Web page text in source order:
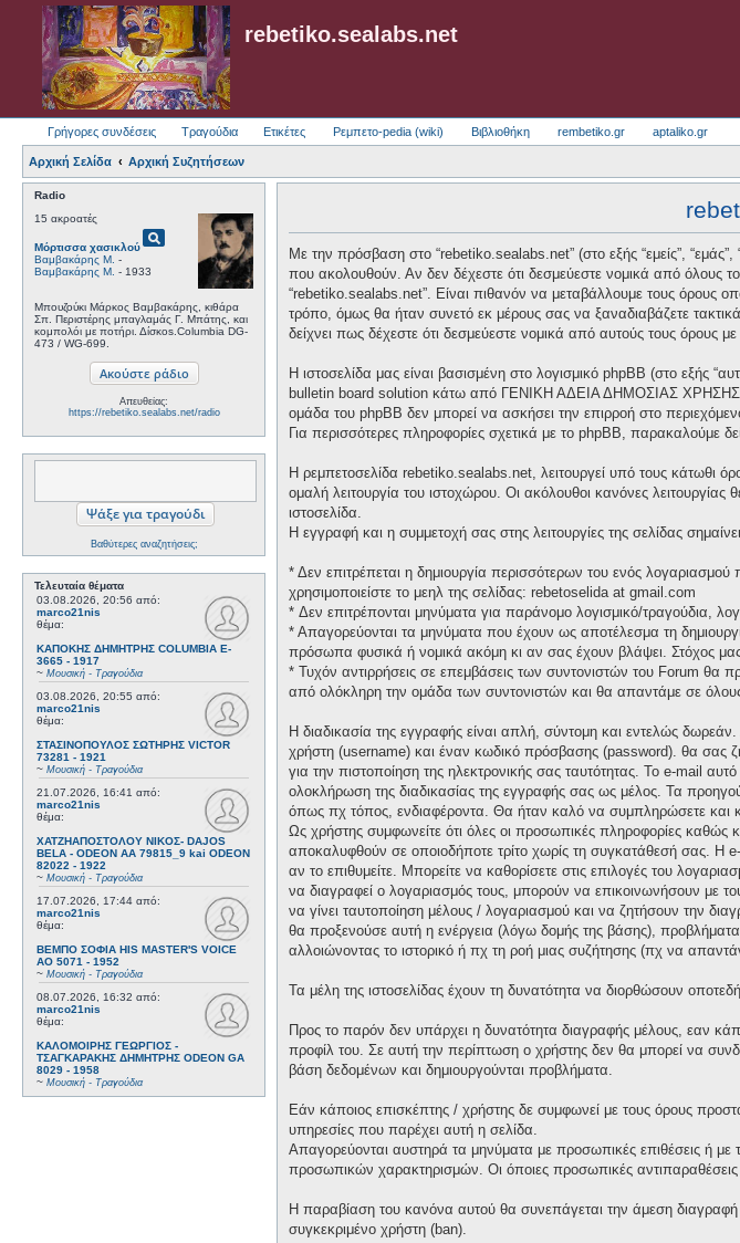
rebetiko.sealabs.net
Γρήγορες συνδέσεις Τραγούδια Ετικέτες Ρεμπετο-pedia (wiki) Βιβλιοθήκη rembetiko.gr aptaliko.gr
Αρχική Σελίδα Αρχική Συζητήσεων
Radio
15 ακροατές
Μόρτισσα χασικλούpageview
Βαμβακάρης Μ. -
Βαμβακάρης Μ. - 1933
Μπουζούκι Μάρκος Βαμβακάρης, κιθάρα
Σπ. Περιστέρης μπαγλαμάς Γ. Μπάτης, και
κομπολόι με ποτήρι. Δίσκοs.Columbia DG-
473 / WG-699.
Απευθείας:
https://rebetiko.sealabs.net/radio
Βαθύτερες αναζητήσεις;
Τελευταία θέματα
03.08.2026, 20:56 από:
marco21nis
θέμα:
ΚΑΠΟΚΗΣ ΔΗΜΗΤΡΗΣ COLUMBIA E-
3665 - 1917
~ Μουσική - Τραγούδια
03.08.2026, 20:55 από:
marco21nis
θέμα:
ΣΤΑΣΙΝΟΠΟΥΛΟΣ ΣΩΤΗΡΗΣ VICTOR
73281 - 1921
~ Μουσική - Τραγούδια
21.07.2026, 16:41 από:
marco21nis
θέμα:
ΧΑΤΖΗΑΠΟΣΤΟΛΟΥ ΝΙΚΟΣ- DAJOS
BELA - ODEON AA 79815_9 kai ODEON
82022 - 1922
~ Μουσική - Τραγούδια
17.07.2026, 17:44 από:
marco21nis
θέμα:
ΒΕΜΠΟ ΣΟΦΙΑ HIS MASTER'S VOICE
AO 5071 - 1952
~ Μουσική - Τραγούδια
08.07.2026, 16:32 από:
marco21nis
θέμα:
ΚΑΛΟΜΟΙΡΗΣ ΓΕΩΡΓΙΟΣ -
ΤΣΑΓΚΑΡΑΚΗΣ ΔΗΜΗΤΡΗΣ ODEON GA
8029 - 1958
~ Μουσική - Τραγούδια
Με την πρόσβαση στο “rebetiko.sealabs.net” (στο εξής “εμείς”,
που ακολουθούν. Αν δεν δέχεστε ότι δεσμεύεστε νομικά από όλους
“rebetiko.sealabs.net”. Είναι πιθανόν να μεταβάλλουμε τους όρους
τρόπο, όμως θα ήταν συνετό εκ μέρους σας να ξαναδιαβάζετε
δείχνει πως δέχεστε ότι δεσμεύεστε νομικά από αυτούς τους
Η ιστοσελίδα μας είναι βασισμένη στο λογισμικό phpBB (στο εξής
bulletin board solution κάτω από ΓΕΝΙΚΗ ΑΔΕΙΑ ΔΗΜΟΣΙΑΣ ΧΡΗΣΗΣ
ομάδα του phpBB δεν μπορεί να ασκήσει την επιρροή στο
Για περισσότερες πληροφορίες σχετικά με το phpBB, παρακαλούμε
Η ρεμπετοσελίδα rebetiko.sealabs.net, λειτουργεί υπό τους κάτωθι
ομαλή λειτουργία του ιστοχώρου. Οι ακόλουθοι κανόνες
ιστοσελίδα.
Η εγγραφή και η συμμετοχή σας στης λειτουργίες της σελίδας
* Δεν επιτρέπεται η δημιουργία περισσότερων του ενός
χρησιμοποιείστε το μεηλ της σελίδας: rebetoselida at gmail.com
* Δεν επιτρέπονται μηνύματα για παράνομο λογισμικό/τραγούδια,
* Απαγορεύονται τα μηνύματα που έχουν ως αποτέλεσμα τη
πρόσωπα φυσικά ή νομικά ακόμη κι αν σας έχουν βλάψει. Στόχος
* Τυχόν αντιρρήσεις σε επεμβάσεις των συντονιστών του Forum θα
από ολόκληρη την ομάδα των συντονιστών και θα απαντάμε σε
Η διαδικασία της εγγραφής είναι απλή, σύντομη και εντελώς
χρήστη (username) και έναν κωδικό πρόσβασης (password). θα σας
για την πιστοποίηση της ηλεκτρονικής σας ταυτότητας. Το e-mail
ολοκλήρωση της διαδικασίας της εγγραφής σας ως μέλος. Τα
όπως πχ τόπος, ενδιαφέροντα. Θα ήταν καλό να συμπληρώσετε και
Ως χρήστης συμφωνείτε ότι όλες οι προσωπικές πληροφορίες
αποκαλυφθούν σε οποιοδήποτε τρίτο χωρίς τη συγκατάθεσή σας.
αν το επιθυμείτε. Μπορείτε να καθορίσετε στις επιλογές του
να διαγραφεί ο λογαριασμός τους, μπορούν να επικοινωνήσουν με
να γίνει ταυτοποίηση μέλους / λογαριασμού και να ζητήσουν την
θα προξενούσε αυτή η ενέργεια (λόγω δομής της βάσης),
αλλοιώνοντας το ιστορικό ή πχ τη ροή μιας συζήτησης (πχ να
Τα μέλη της ιστοσελίδας έχουν τη δυνατότητα να διορθώσουν
Προς το παρόν δεν υπάρχει η δυνατότητα διαγραφής μέλους, εαν
προφίλ του. Σε αυτή την περίπτωση ο χρήστης δεν θα μπορεί να
βάση δεδομένων και δημιουργούνται προβλήματα.
Εάν κάποιος επισκέπτης / χρήστης δε συμφωνεί με τους όρους
υπηρεσίες που παρέχει αυτή η σελίδα.
Απαγορεύονται αυστηρά τα μηνύματα με προσωπικές επιθέσεις ή
προσωπικών χαρακτηρισμών. Οι όποιες προσωπικές
Η παραβίαση του κανόνα αυτού θα συνεπάγεται την άμεση
συγκεκριμένο χρήστη (ban).